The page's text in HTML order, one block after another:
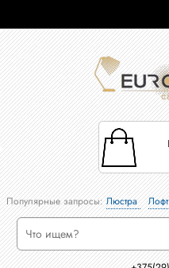
Популярные запросы:Люстра